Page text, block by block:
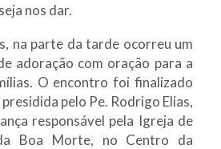
nos dar.
na parte da tarde ocorreu um
adoração com oração para a
O encontro foi finalizado
pelo Pe. Rodrigo Elias,
responsável pela Igreja de
Boa Morte, no Centro da